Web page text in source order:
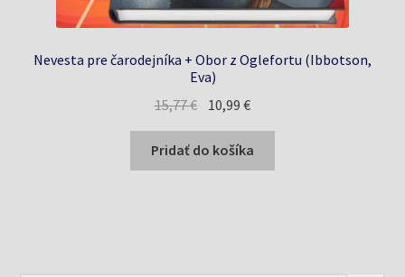
Nevesta pre čarodejníka + Obor z Oglefortu (Ibbotson,
Eva)
15,77€ Pôvodná
bola:
15,77 €.
10,99€Aktuálna
je:
10,99 €.
Pridať do košíka